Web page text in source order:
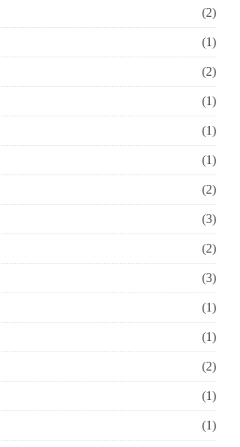
(2)
(1)
(2)
(1)
(1)
(1)
(2)
(3)
(2)
(3)
(1)
(1)
(2)
(1)
(1)